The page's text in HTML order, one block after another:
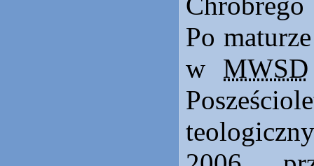
Po
w MWSD